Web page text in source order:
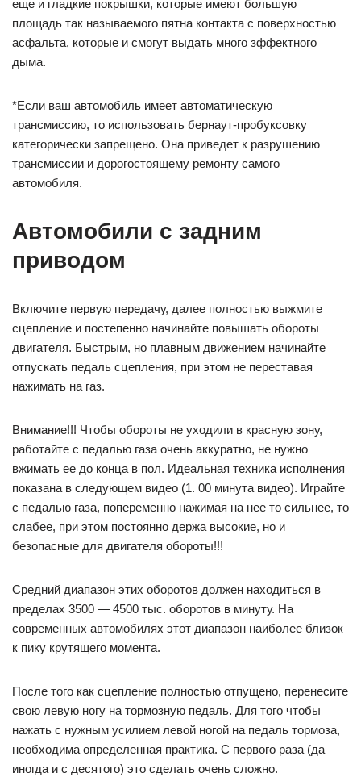
еще и гладкие покрышки, которые имеют большую
площадь так называемого пятна контакта с поверхностью
асфальта, которые и смогут выдать много зффектного
дыма.
*Если ваш автомобиль имеет автоматическую
трансмиссию, то использовать бернаут-пробуксовку
категорически запрещено. Она приведет к разрушению
трансмиссии и дорогостоящему ремонту самого
автомобиля.
Автомобили с задним
приводом
Включите первую передачу, далее полностью выжмите
сцепление и постепенно начинайте повышать обороты
двигателя. Быстрым, но плавным движением начинайте
отпускать педаль сцепления, при этом не переставая
нажимать на газ.
Внимание!!! Чтобы обороты не уходили в красную зону,
работайте с педалью газа очень аккуратно, не нужно
вжимать ее до конца в пол. Идеальная техника исполнения
показана в следующем видео (1. 00 минута видео). Играйте
с педалью газа, попеременно нажимая на нее то сильнее, то
слабее, при этом постоянно держа высокие, но и
безопасные для двигателя обороты!!!
Средний диапазон этих оборотов должен находиться в
пределах 3500 — 4500 тыс. оборотов в минуту. На
современных автомобилях этот диапазон наиболее близок
к пику крутящего момента.
После того как сцепление полностью отпущено, перенесите
свою левую ногу на тормозную педаль. Для того чтобы
нажать с нужным усилием левой ногой на педаль тормоза,
необходима определенная практика. С первого раза (да
иногда и с десятого) это сделать очень сложно.